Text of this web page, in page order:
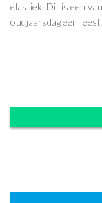
elastiek. Dit is een
oudjaarsdag een